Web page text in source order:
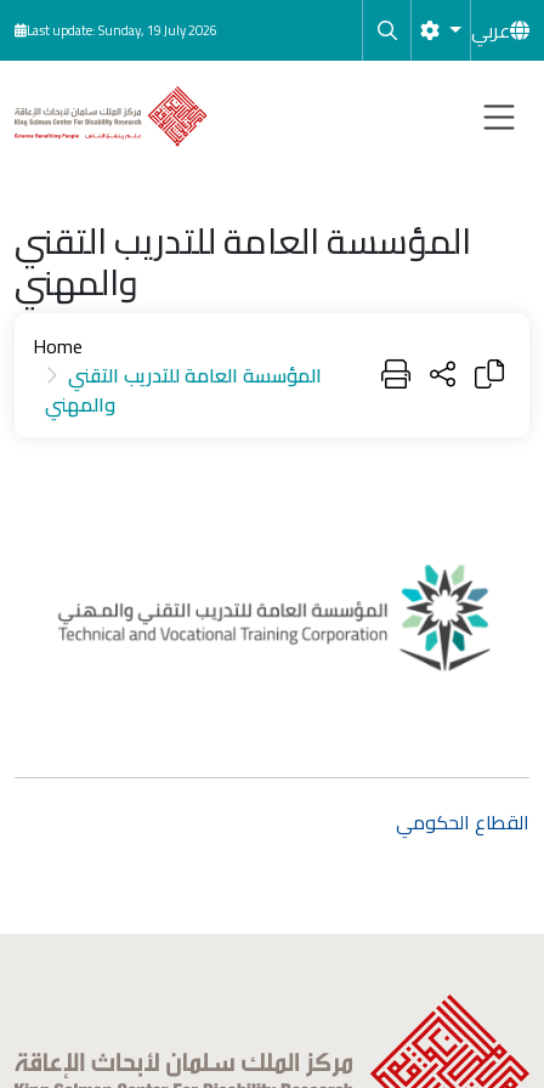
Skip to main content
Last update: Sunday, 19 July 2026 عربي
المؤسسة العامة للتدريب التقني
والمهني
Home
المؤسسة العامة للتدريب التقني
والمهني
القطاع الحكومي